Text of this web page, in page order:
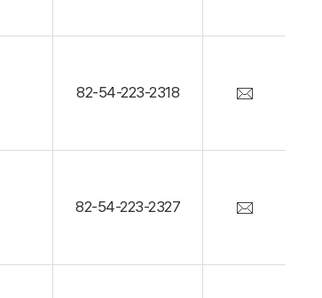
82-54-223-2318
82-54-223-2327